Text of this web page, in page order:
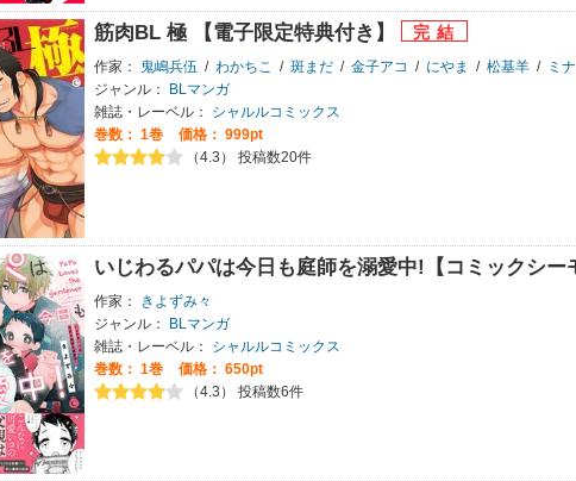
筋肉BL 極 【電子限定特典付き】
作家： 鬼嶋兵伍 / わかちこ / 斑まだ / 金子アコ / にやま / 松基羊 / ミナモト
ジャンル：
BLマンガ
雑誌・レーベル：
シャルルコミックス
巻数： 1巻
価格： 999pt
（4.3） 投稿数20件
いじわるパパは今日も庭師を溺愛中!【コミックシー
作家：
きよずみ々
ジャンル：
BLマンガ
雑誌・レーベル：
シャルルコミックス
巻数： 1巻
価格： 650pt
（4.3） 投稿数6件